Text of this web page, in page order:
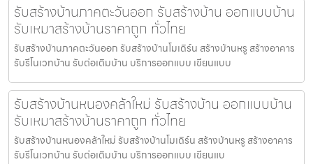
รับสร้างบ้านภาคตะวันออก รับสร้างบ้าน ออกแบบบ้าน
รับเหมาสร้างบ้านราคาถูก ทั่วไทย
รับสร้างบ้านภาคตะวันออก รับสร้างบ้านโมเดิร์น สร้างบ้านหรู สร้างอาคาร
รับรีโนเวทบ้าน รับต่อเติมบ้าน บริการออกแบบ เขียนแบบ
รับสร้างบ้านหนองคล้าใหม่ รับสร้างบ้าน ออกแบบบ้าน
รับเหมาสร้างบ้านราคาถูก ทั่วไทย
รับสร้างบ้านหนองคล้าใหม่ รับสร้างบ้านโมเดิร์น สร้างบ้านหรู สร้างอาคาร
รับรีโนเวทบ้าน รับต่อเติมบ้าน บริการออกแบบ เขียนแบ